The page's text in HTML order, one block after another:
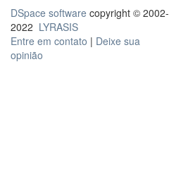
DSpace software copyright © 2002-
2022 LYRASIS
Entre em contato | Deixe sua
opinião